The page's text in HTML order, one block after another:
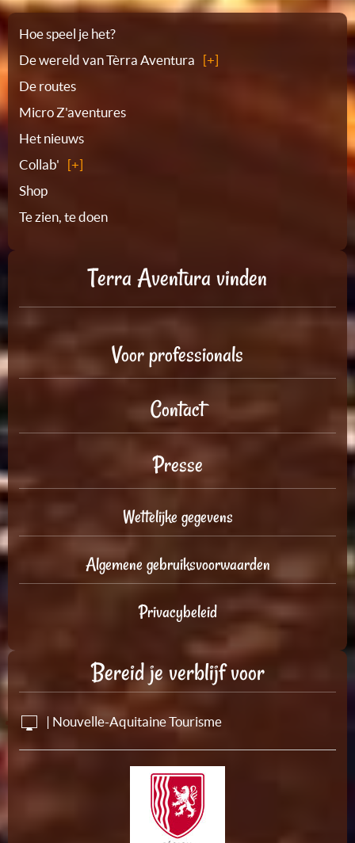
Plattegrond
Hoe speel je het?
De wereld van Tèrra Aventura
De routes
Micro Z'aventures
Het nieuws
Collab'
Shop
Te zien, te doen
Terra Aventura vinden
Voor professionals
Contact
Presse
Wettelijke gegevens
Algemene gebruiksvoorwaarden
Privacybeleid
Bereid je verblijf voor
| Nouvelle-Aquitaine Tourisme